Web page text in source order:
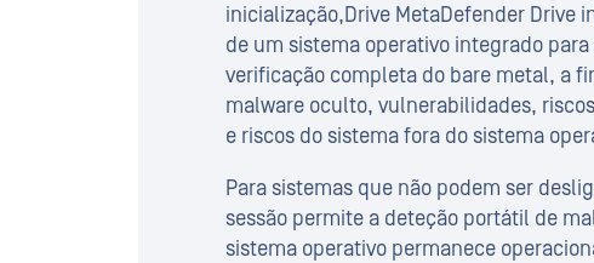
inicialização,Drive MetaDefender Drive
de um sistema operativo integrado
verificação completa do bare metal, a
malware oculto, vulnerabilidades,
e riscos do sistema fora do sistema
Para sistemas que não podem ser
sessão permite a deteção portátil de
sistema operativo permanece